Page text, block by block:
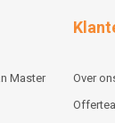
Master
Over